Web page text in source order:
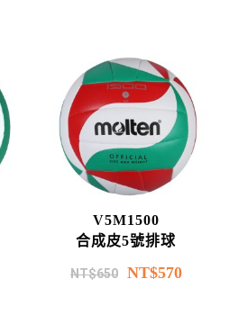
V5M1500
合成皮5號排球
NT$650 NT$570